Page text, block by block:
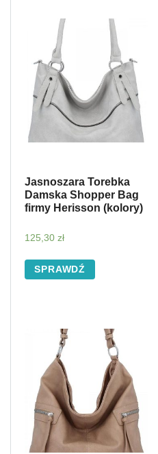
Jasnoszara Torebka
Damska Shopper Bag
firmy Herisson (kolory)
125,30 zł
SPRAWDŹ